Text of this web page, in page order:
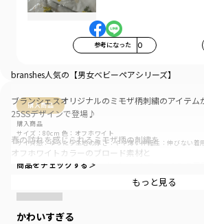
参考になった 0
購入商品
購入商品
サイズ感：ゆったり生地の厚さ：やや薄い伸縮性 ：伸びない着
サイズ：80cm 色：オフホワイト
商品をチェックする＞
かわいすぎる
branshes人気の【男女ベビーペアシリーズ】
ブランシェスオリジナルのミモザ柄刺繍のアイテム
25SSデザインで登場♪
春の訪れを感じられるミモザ柄の刺繍を
オフホワイトカラーのブロード素材と
3.5オンスデニムを使用したブルーカラーの2色で展
右前身頃にデザインポイントのタックが入っており、
スタイリングのアクセントになっています。
もっと見る